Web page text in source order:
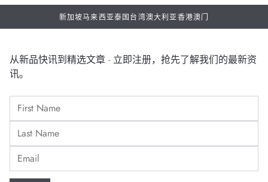
新加坡马来西亚泰国台湾澳大利亚香港澳门
从新品快讯到精选文章 - 立即注册，抢先了解我们的最新资
讯。